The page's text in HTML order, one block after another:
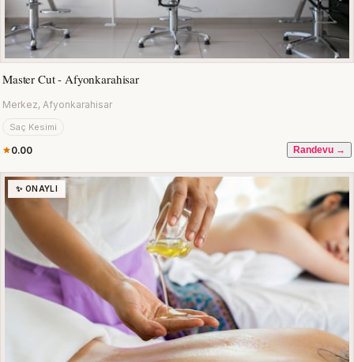
Master Cut - Afyonkarahisar
Merkez, Afyonkarahisar
Saç Kesimi
0.00 Randevu →
✨ ONAYLI